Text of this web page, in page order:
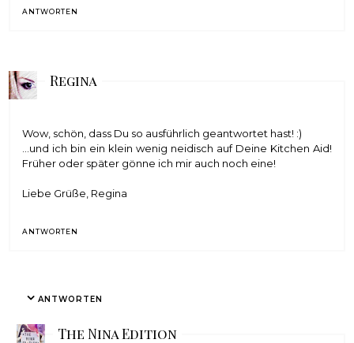
ANTWORTEN
Regina
Wow, schön, dass Du so ausführlich geantwortet hast! :)
...und ich bin ein klein wenig neidisch auf Deine Kitchen Aid!
Früher oder später gönne ich mir auch noch eine!
Liebe Grüße, Regina
ANTWORTEN
ANTWORTEN
The Nina Edition